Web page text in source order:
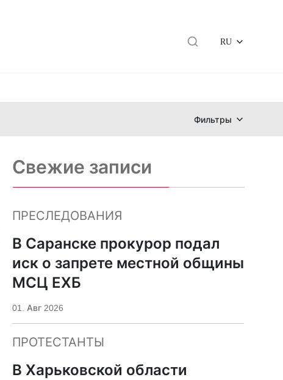
RU
Фильтры
Свежие записи
ПРЕСЛЕДОВАНИЯ
В Саранске прокурор подал
иск о запрете местной общины
МСЦ ЕХБ
01. Авг 2026
ПРОТЕСТАНТЫ
В Харьковской области